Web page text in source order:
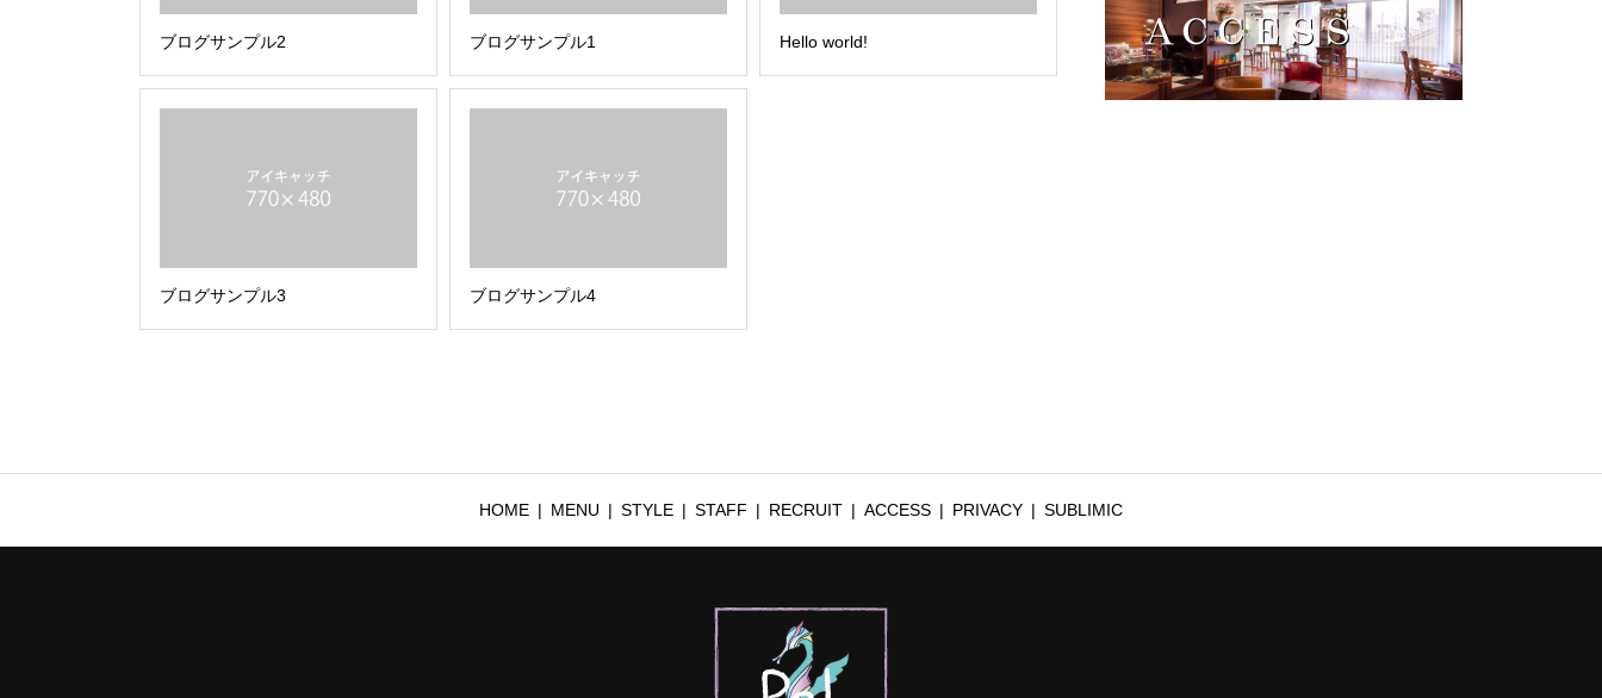
ブログサンプル2 ブログサンプル1 Hello world!
ブログサンプル3 ブログサンプル4
HOME MENU STYLE STAFF RECRUIT ACCESS PRIVACY SUBLIMIC